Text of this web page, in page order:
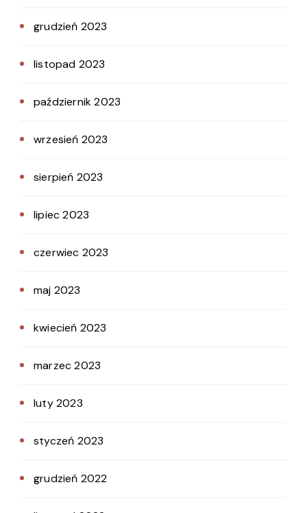
grudzień 2023
listopad 2023
październik 2023
wrzesień 2023
sierpień 2023
lipiec 2023
czerwiec 2023
maj 2023
kwiecień 2023
marzec 2023
luty 2023
styczeń 2023
grudzień 2022